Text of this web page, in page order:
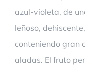
azul-violeta, de
leñoso,
conteniendo gran
aladas. El fruto